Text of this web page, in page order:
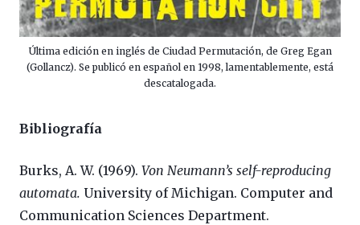
Última edición en inglés de Ciudad Permutación, de Greg Egan
(Gollancz). Se publicó en español en 1998, lamentablemente, está
descatalogada.
Bibliografía
Burks, A. W. (1969). Von Neumann’s self-reproducing
automata. University of Michigan. Computer and
Communication Sciences Department.